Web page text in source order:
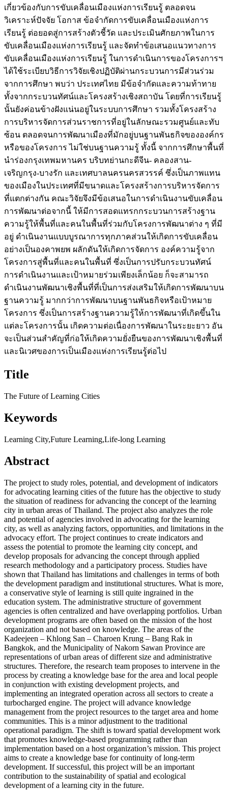
เกี่ยวข้องกับการขับเคลื่อนเมืองแห่งการเรียนรู้ ตลอดจน
วิเคราะห์ปัจจัย โอกาส ข้อจำกัดการขับเคลื่อนเมืองแห่งการ
เรียนรู้ ต่อยอดสู่การสร้างตัวชี้วัด และประเมินศักยภาพในการ
ขับเคลื่อนเมืองแห่งการเรียนรู้ และจัดทำข้อเสนอแนวทางการ
ขับเคลื่อนเมืองแห่งการเรียนรู้ ในการดำเนินการของโครงการฯ
ได้ใช้ระเบียบวิธีการวิจัยเชิงปฏิบัติผ่านกระบวนการมีส่วนร่วม
จากการศึกษา พบว่า ประเทศไทย มีข้อจำกัดและความท้าทาย
ทั้งจากกระบวนทัศน์และโครงสร้างเชิงสถาบัน โดยที่การเรียนรู้
นั้นยังค่อนข้างฝังแน่นอยู่ในระบบการศึกษา รวมทั้งโครงสร้าง
การบริหารจัดการส่วนราชการที่อยู่ในลักษณะรวมศูนย์และทับ
ซ้อน ตลอดจนการพัฒนาเมืองที่มักอยู่บนฐานพันธกิจขององค์กร
หรือของโครงการ ไม่ใช่บนฐานความรู้ ทั้งนี้ จากการศึกษาพื้นที่
นำร่องกรุงเทพมหานคร บริบทย่านกะดีจีน- คลองสาน-
เจริญกรุง-บางรัก และเทศบาลนครนครสวรรค์ ซึ่งเป็นภาพแทน
ของเมืองในประเทศที่มีขนาดและโครงสร้างการบริหารจัดการ
ที่แตกต่างกัน คณะวิจัยจึงมีข้อเสนอในการดำเนินงานขับเคลื่อน
การพัฒนาต่อจากนี้ ให้มีการสอดแทรกกระบวนการสร้างฐาน
ความรู้ให้พื้นที่และคนในพื้นที่ร่วมกับโครงการพัฒนาต่าง ๆ ที่มี
อยู่ ดำเนินงานแบบบูรณาการทุกภาคส่วนให้เกิดการขับเคลื่อน
อย่างเป็นองคาพยพ ผลักดันให้เกิดการจัดการ องค์ความรู้จาก
โครงการสู่พื้นที่และคนในพื้นที่ ซึ่งเป็นการปรับกระบวนทัศน์
การดำเนินงานและเป้าหมายร่วมเพียงเล็กน้อย ก็จะสามารถ
ดำเนินงานพัฒนาเชิงพื้นที่ที่เป็นการส่งเสริมให้เกิดการพัฒนาบน
ฐานความรู้ มากกว่าการพัฒนาบนฐานพันธกิจหรือเป้าหมาย
โครงการ ซึ่งเป็นการสร้างฐานความรู้ให้การพัฒนาที่เกิดขึ้นใน
แต่ละโครงการนั้น เกิดความต่อเนื่องการพัฒนาในระยะยาว อัน
จะเป็นส่วนสำคัญที่ก่อให้เกิดความยั่งยืนของการพัฒนาเชิงพื้นที่
และนิเวศของการเป็นเมืองแห่งการเรียนรู้ต่อไป
Title
The Future of Learning Cities
Keywords
Learning City,Future Learning,Life-long Learning
Abstract
The project to study roles, potential, and development of indicators
for advocating learning cities of the future has the objective to study
the situation of readiness for advancing the concept of the learning
city in urban areas of Thailand. The project also analyzes the role
and potential of agencies involved in advocating for the learning
city, as well as analyzing factors, opportunities, and limitations in the
advocacy effort. The project continues to create indicators and
assess the potential to promote the learning city concept, and
develop proposals for advancing the concept through applied
research methodology and a participatory process. Studies have
shown that Thailand has limitations and challenges in terms of both
the development paradigm and institutional structures. What is more,
a conservative style of learning is still quite ingrained in the
education system. The administrative structure of government
agencies is often centralized and have overlapping portfolios. Urban
development programs are often based on the mission of the host
organization and not based on knowledge. The areas of the
Kadeejeen – Khlong San – Charoen Krung – Bang Rak in
Bangkok, and the Municipality of Nakorn Sawan Province are
representations of urban areas of different size and administrative
structures. Therefore, the research team proposes to intervene in the
process by creating a knowledge base for the area and local people
in conjunction with existing development projects, and
implementing an integrated operation across all sectors to create a
turbocharged engine. The project will advance knowledge
management from the project resources to the target area and home
communities. This is a minor adjustment to the traditional
operational paradigm. The shift is toward spatial development work
that promotes knowledge-based programming rather than
implementation based on a host organization’s mission. This project
aims to create a knowledge base for continuity of long-term
development. If successful, this project will be an important
contribution to the sustainability of spatial and ecological
development of a learning city in the future.